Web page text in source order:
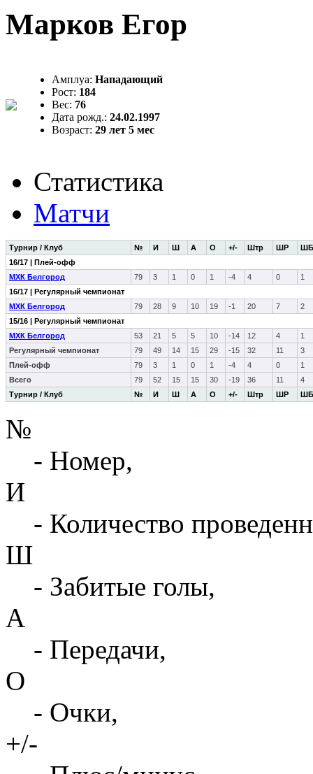
Марков Егор
Амплуа: Нападающий
Рост: 184
Вес: 76
Дата рожд.: 24.02.1997
Возраст: 29 лет 5 мес
Статистика
Матчи
Турнир / Клуб № И Ш А О +/- Штр ШР ШБ
Турнир / Клуб № И Ш А О +/- Штр ШР ШБ
16/17 | Плей-офф
МХК Белгород
79 3 1 0 1 -4 4 0
1
16/17 | Регулярный чемпионат
МХК Белгород
79 28 9 10 19 -1 20 7
2
15/16 | Регулярный чемпионат
МХК Белгород
53 21 5 5 10 -14 12 4
1
Регулярный чемпионат
79 49 14 15 29 -15 32 11
3
Плей-офф
79 3 1 0 1 -4 4 0
1
Всего
79 52 15 15 30 -19 36 11 4
№
- Номер,
И
- Количество
Ш
- Забитые голы,
А
- Передачи,
О
- Очки,
+/-